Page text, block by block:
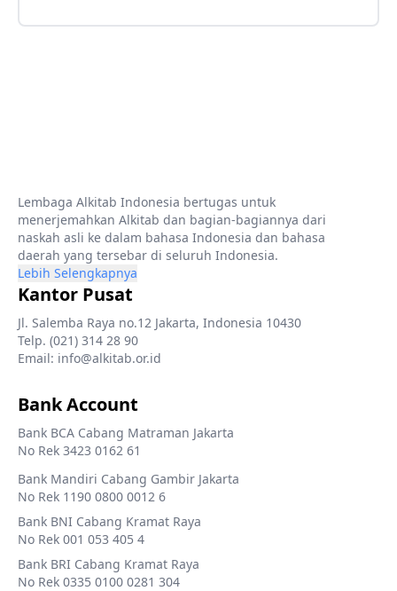
Lembaga Alkitab Indonesia bertugas untuk
menerjemahkan Alkitab dan bagian-bagiannya dari
naskah asli ke dalam bahasa Indonesia dan bahasa
daerah yang tersebar di seluruh Indonesia.
Lebih Selengkapnya
Kantor Pusat
Jl. Salemba Raya no.12 Jakarta, Indonesia 10430
Telp. (021) 314 28 90
Email: info@alkitab.or.id
Bank Account
Bank BCA Cabang Matraman Jakarta
No Rek 3423 0162 61
Bank Mandiri Cabang Gambir Jakarta
No Rek 1190 0800 0012 6
Bank BNI Cabang Kramat Raya
No Rek 001 053 405 4
Bank BRI Cabang Kramat Raya
No Rek 0335 0100 0281 304